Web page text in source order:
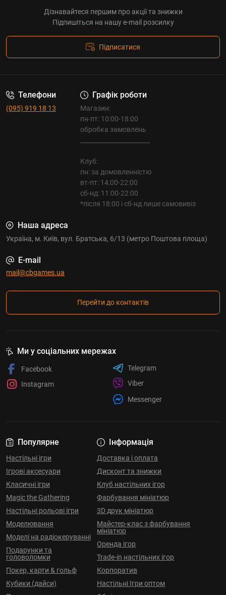
Дізнавайтеся першим про акції та знижки
Підпишіться на нашу e-mail розсилку
Підписатися
Телефони
(095) 919 18 13
Графік роботи
Магазин:
пн-пт: 10:00-18:00
обробка замовлень
Клуб:
пн: за домовленністю
вт-пт: 14:00-22:00
сб-нд: 11:00-22:00
*після 18:00 і сб-нд лише самовивіз
Наша адреса
Україна, м. Київ, вул. Братська, 6/13 (метро Поштова площа)
E-mail
mail@cbgames.ua
Перейти до контактів
Популярне
Настільні ігри
Ігрові аксесуари
Класичні ігри
Magic the Gathering
Настільні рольові ігри
Моделювання
Моделі на радіокеруванні
Подарунки та
головоломки
Покер, карти & гольф
Кубики (дайси)
Інформація
Доставка і оплата
Дисконт та знижки
Клуб настільних ігор
Фарбування мініатюр
3D друк мініатюр
Майстер-клас з фарбування
мініатюр
Оренда ігор
Trade-in настільних ігор
Корпоратив
Настільні Ігри оптом
Ми у соціальних мережах
Facebook
Instagram
Telegram
Viber
Messenger